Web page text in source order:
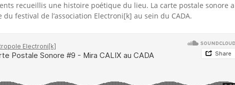
recueillis une histoire poétique du lieu. La carte postale sonore a
festival de l’association Electroni[k] au sein du CADA.